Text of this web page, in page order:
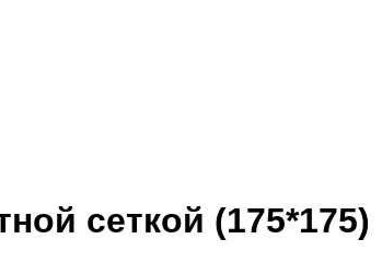
сеткой (175*175)